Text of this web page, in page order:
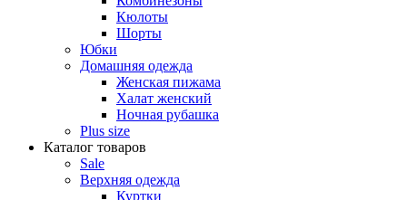
Кюлоты
Шорты
Юбки
Домашняя одежда
Женская пижама
Халат женский
Ночная рубашка
Plus size
Каталог товаров
Sale
Верхняя одежда
Куртки